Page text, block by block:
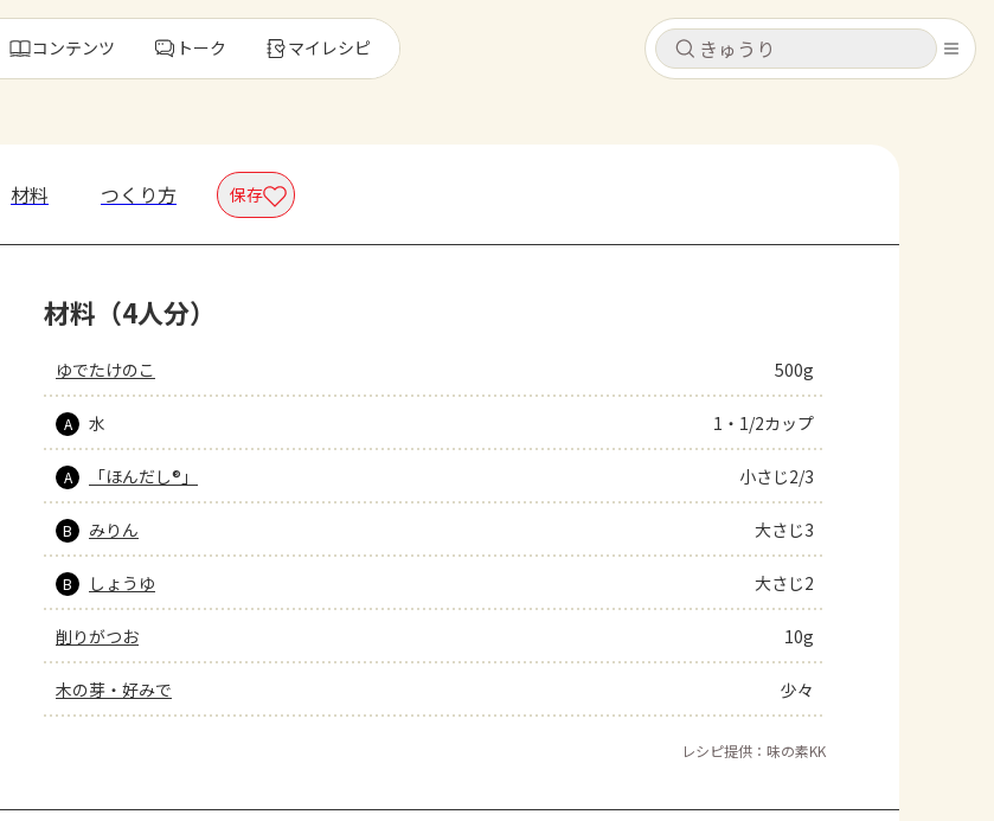
キャンセル
レシピ
トーク
よくあるお問い合わせ
AJINOMOTO PARK とは
キャンセル
コンテンツ トーク マイレシピ
もっと見る
材料 つくり方 保存
材料（4人分）
ゆでたけのこ 500g
A 水 1・1/2カップ
A 「ほんだし®」 小さじ2/3
B みりん 大さじ3
B しょうゆ 大さじ2
削りがつお 10g
木の芽・好みで 少々
レシピ提供：味の素KK